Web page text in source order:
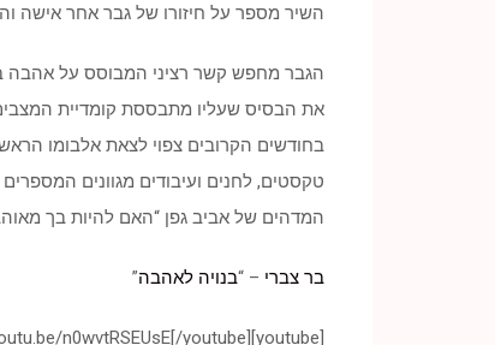
השיר מספר על חיזורו של גבר אחר אישה
הגבר מחפש קשר רציני המבוסס על אהבה
את הבסיס שעליו מתבססת קומדיית
בחודשים הקרובים צפוי לצאת אלבומו
טקסטים, לחנים ועיבודים מגוונים
המדהים של אביב גפן “האם להיות בך
בר צברי – “בנויה לאהבה”
[youtube]http://youtu.be/n0wvtRSEUsE[/youtube]